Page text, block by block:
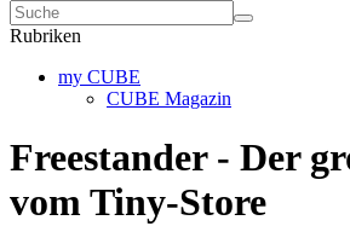
Rubriken
my CUBE
CUBE Magazin
Freestander - Der
vom Tiny-Store